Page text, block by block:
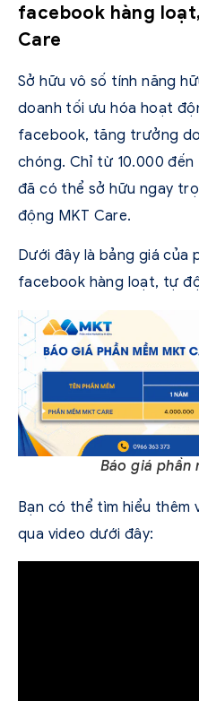
facebook hàng
Care
Sở hữu vô số tính năng
doanh tối ưu hóa hoạt
facebook, tăng trưởng
chóng. Chỉ từ 10.000 đến
đã có thể sở hữu ngay
động MKT Care.
Dưới đây là bảng giá của
facebook hàng loạt, tự
Báo giá phần
Bạn có thể tìm hiểu thêm
qua video dưới đây: